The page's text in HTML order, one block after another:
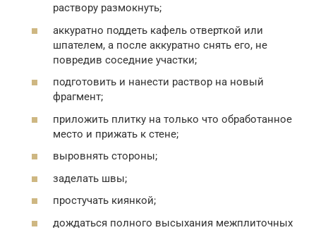
раствору размокнуть;
аккуратно поддеть кафель отверткой или
шпателем, а после аккуратно снять его, не
повредив соседние участки;
подготовить и нанести раствор на новый
фрагмент;
приложить плитку на только что обработанное
место и прижать к стене;
выровнять стороны;
заделать швы;
простучать киянкой;
дождаться полного высыхания межплиточных